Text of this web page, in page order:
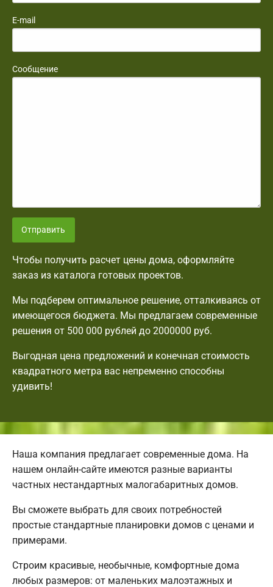
E-mail
Сообщение
Отправить
Чтобы получить расчет цены дома, оформляйте
заказ из каталога готовых проектов.
Мы подберем оптимальное решение, отталкиваясь от
имеющегося бюджета. Мы предлагаем современные
решения от 500 000 рублей до 2000000 руб.
Выгодная цена предложений и конечная стоимость
квадратного метра вас непременно способны
удивить!
Наша компания предлагает современные дома. На
нашем онлайн-сайте имеются разные варианты
частных нестандартных малогабаритных домов.
Вы сможете выбрать для своих потребностей
простые стандартные планировки домов с ценами и
примерами.
Строим красивые, необычные, комфортные дома
любых размеров: от маленьких малоэтажных и